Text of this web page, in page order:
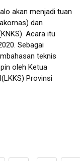
akan menjadi tuan
dan
Acara itu
Sebagai
teknis
oleh Ketua
Provinsi